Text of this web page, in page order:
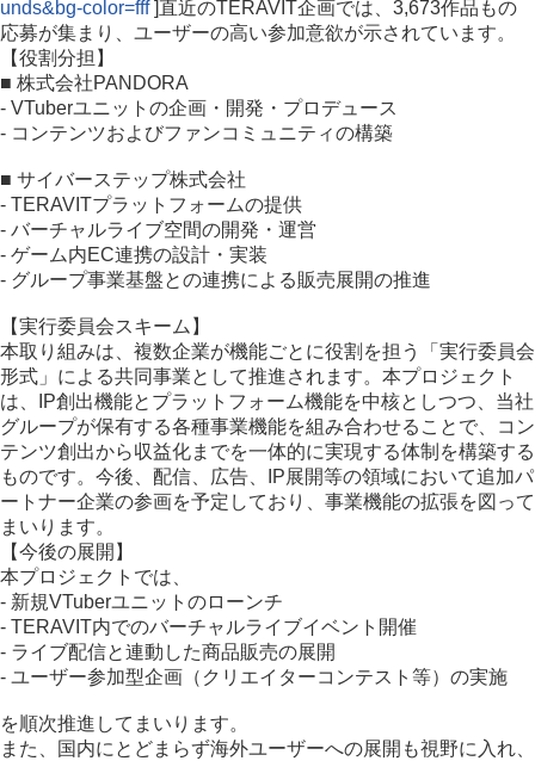
unds&bg-color=fff]直近のTERAVIT企画では、3,673作品もの
応募が集まり、ユーザーの高い参加意欲が示されています。
【役割分担】
■ 株式会社PANDORA
- VTuberユニットの企画・開発・プロデュース
- コンテンツおよびファンコミュニティの構築
■ サイバーステップ株式会社
- TERAVITプラットフォームの提供
- バーチャルライブ空間の開発・運営
- ゲーム内EC連携の設計・実装
- グループ事業基盤との連携による販売展開の推進
【実行委員会スキーム】
本取り組みは、複数企業が機能ごとに役割を担う「実行委員会
形式」による共同事業として推進されます。本プロジェクト
は、IP創出機能とプラットフォーム機能を中核としつつ、当社
グループが保有する各種事業機能を組み合わせることで、コン
テンツ創出から収益化までを一体的に実現する体制を構築する
ものです。今後、配信、広告、IP展開等の領域において追加パ
ートナー企業の参画を予定しており、事業機能の拡張を図って
まいります。
【今後の展開】
本プロジェクトでは、
- 新規VTuberユニットのローンチ
- TERAVIT内でのバーチャルライブイベント開催
- ライブ配信と連動した商品販売の展開
- ユーザー参加型企画（クリエイターコンテスト等）の実施
を順次推進してまいります。
また、国内にとどまらず海外ユーザーへの展開も視野に入れ、